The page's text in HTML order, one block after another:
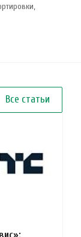
Все статьи